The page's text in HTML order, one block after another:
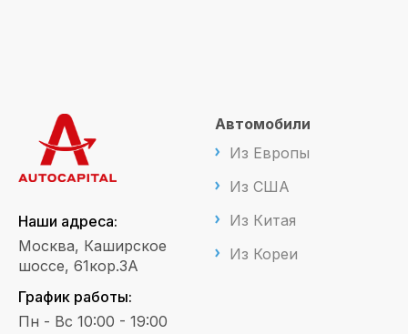
Наши адреса:
Москва, Каширское
шоссе, 61кор.3А
График работы:
Пн - Вс 10:00 - 19:00
Автомобили
Из Европы
Из США
Из Китая
Из Кореи